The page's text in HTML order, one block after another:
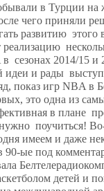
в Турции на
чего приняли
развитию этого
реализацию
сезонах 2014/15 и
и рады
показ игр NBA в
это одна из
в плане
поучиться!
имеем и даже
90-ые под
детей и